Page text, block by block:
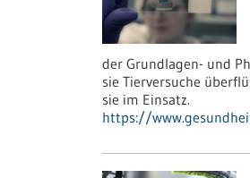
der Grundlagen- und
sie Tierversuche
sie im Einsatz.
https://